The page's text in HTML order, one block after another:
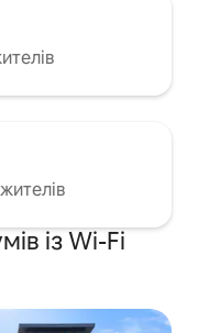
із Wi-Fi